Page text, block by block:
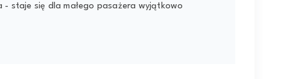
staje się dla małego pasażera wyjątkowo